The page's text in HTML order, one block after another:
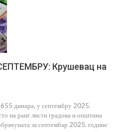
Крушевац на
динара, у септембру 2025.
на ранг листи градова и општина
за септембар 2025. године